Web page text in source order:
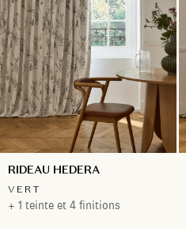
RIDEAU HEDERA
VERT
+ 1 teinte et 4 finitions